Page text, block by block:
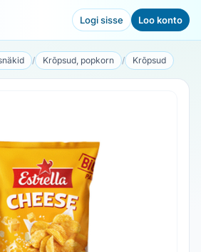
Logi sisse Loo konto
/ Krõpsud, popkorn / Krõpsud